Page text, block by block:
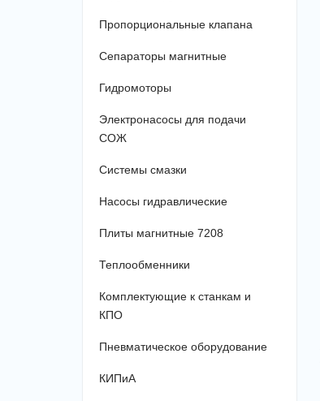
Пропорциональные клапана
Сепараторы магнитные
Гидромоторы
Электронасосы для подачи
СОЖ
Системы смазки
Насосы гидравлические
Плиты магнитные 7208
Теплообменники
Комплектующие к станкам и
КПО
Пневматическое оборудование
КИПиА